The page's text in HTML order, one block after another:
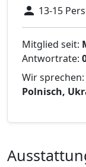
13-15
Mitglied seit:
Antwortrate:
Wir sprechen:
Polnisch,